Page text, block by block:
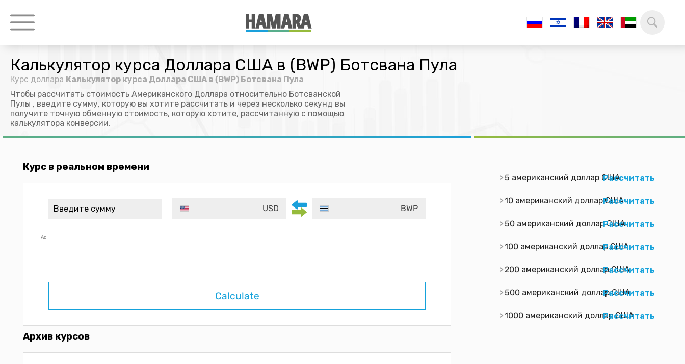
Калькулятор курса Доллара США в (BWP) Ботсвана Пула
Курс доллара Калькулятор курса Доллара США в (BWP) Ботсвана Пула
Чтобы рассчитать стоимость Американского Доллара относительно Ботсванской
Пулы , введите сумму, которую вы хотите рассчитать и через несколько секунд вы
получите точную обменную стоимость, которую хотите, рассчитанную с помощью
калькулятора конверсии.
Курс в реальном времени
USD BWP
Ad
Calculate
Архив курсов
5 американский доллар СШАРассчитать
10 американский доллар СШАРассчитать
50 американский доллар СШАРассчитать
100 американский доллар СШАРассчитать
200 американский доллар США
Рассчитать
500 американский доллар США
Рассчитать
1000 американский доллар США
Рассчитать